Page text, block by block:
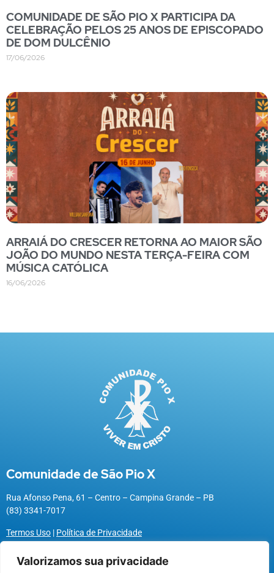
Valorizamos sua privacidade
COMUNIDADE DE SÃO PIO X PARTICIPA DA
CELEBRAÇÃO PELOS 25 ANOS DE EPISCOPADO
DE DOM DULCÊNIO
17/06/2026
ARRAIÁ DO CRESCER RETORNA AO MAIOR SÃO
JOÃO DO MUNDO NESTA TERÇA-FEIRA COM
MÚSICA CATÓLICA
16/06/2026
Comunidade de São Pio X
Rua Afonso Pena, 61 – Centro – Campina Grande – PB
(83) 3341-7017
Termos Uso | Política de Privacidade